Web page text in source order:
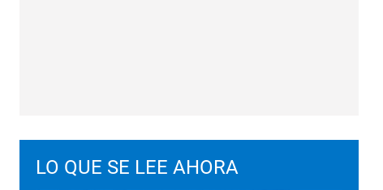
LO QUE SE LEE AHORA